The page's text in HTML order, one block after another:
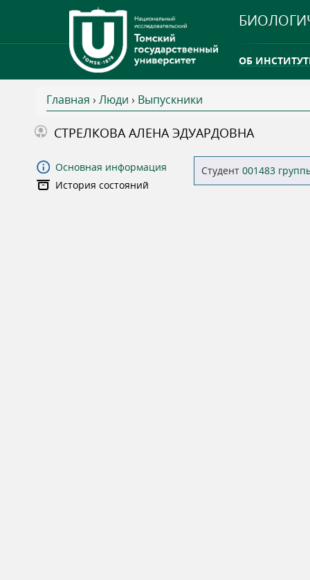
ОБ
ТГУ ОТКРЫЛ
В
ы
з
Главная › Люди › Выпускники
СТРЕЛКОВА АЛЕНА ЭДУАРДОВНА
Основная информация
История состояний
Студент 001483